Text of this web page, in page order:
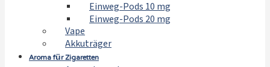
Einweg-Pods 10 mg
Einweg-Pods 20 mg
Vape
Akkuträger
Aroma für Zigaretten